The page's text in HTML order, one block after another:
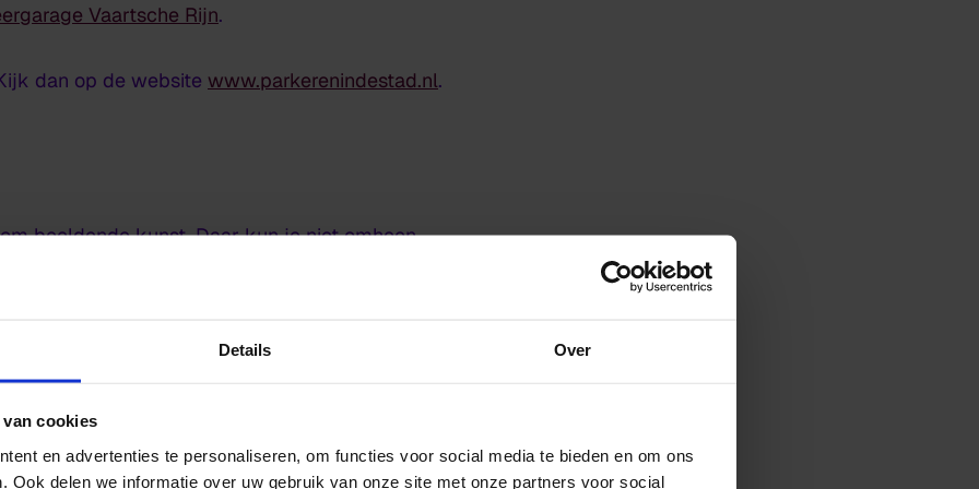
Details Over
cookies
en advertenties te personaliseren, om functies voor social media te bieden en om ons
Ook delen we informatie over uw gebruik van onze site met onze partners voor social
Vaartsche Rijn.
dan op de website www.parkerenindestad.nl.
beeldende kunst. Daar kun je niet omheen.
Kunst
de wereld het liefst tot autonome kunstwerken. Je bent eigenwijs en kijkt
je staat wel open om te leren. Je deelt je vele ideeën en visies graag met